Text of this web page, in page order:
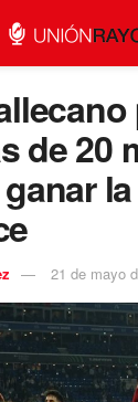
de 20
la
21 de mayo